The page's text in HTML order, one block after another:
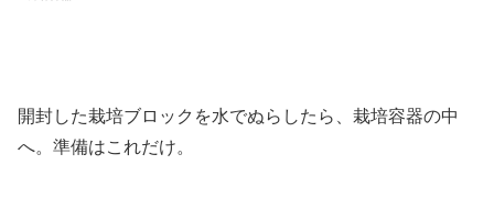
開封した栽培ブロックを水でぬらしたら、栽培容器の中
へ。準備はこれだけ。